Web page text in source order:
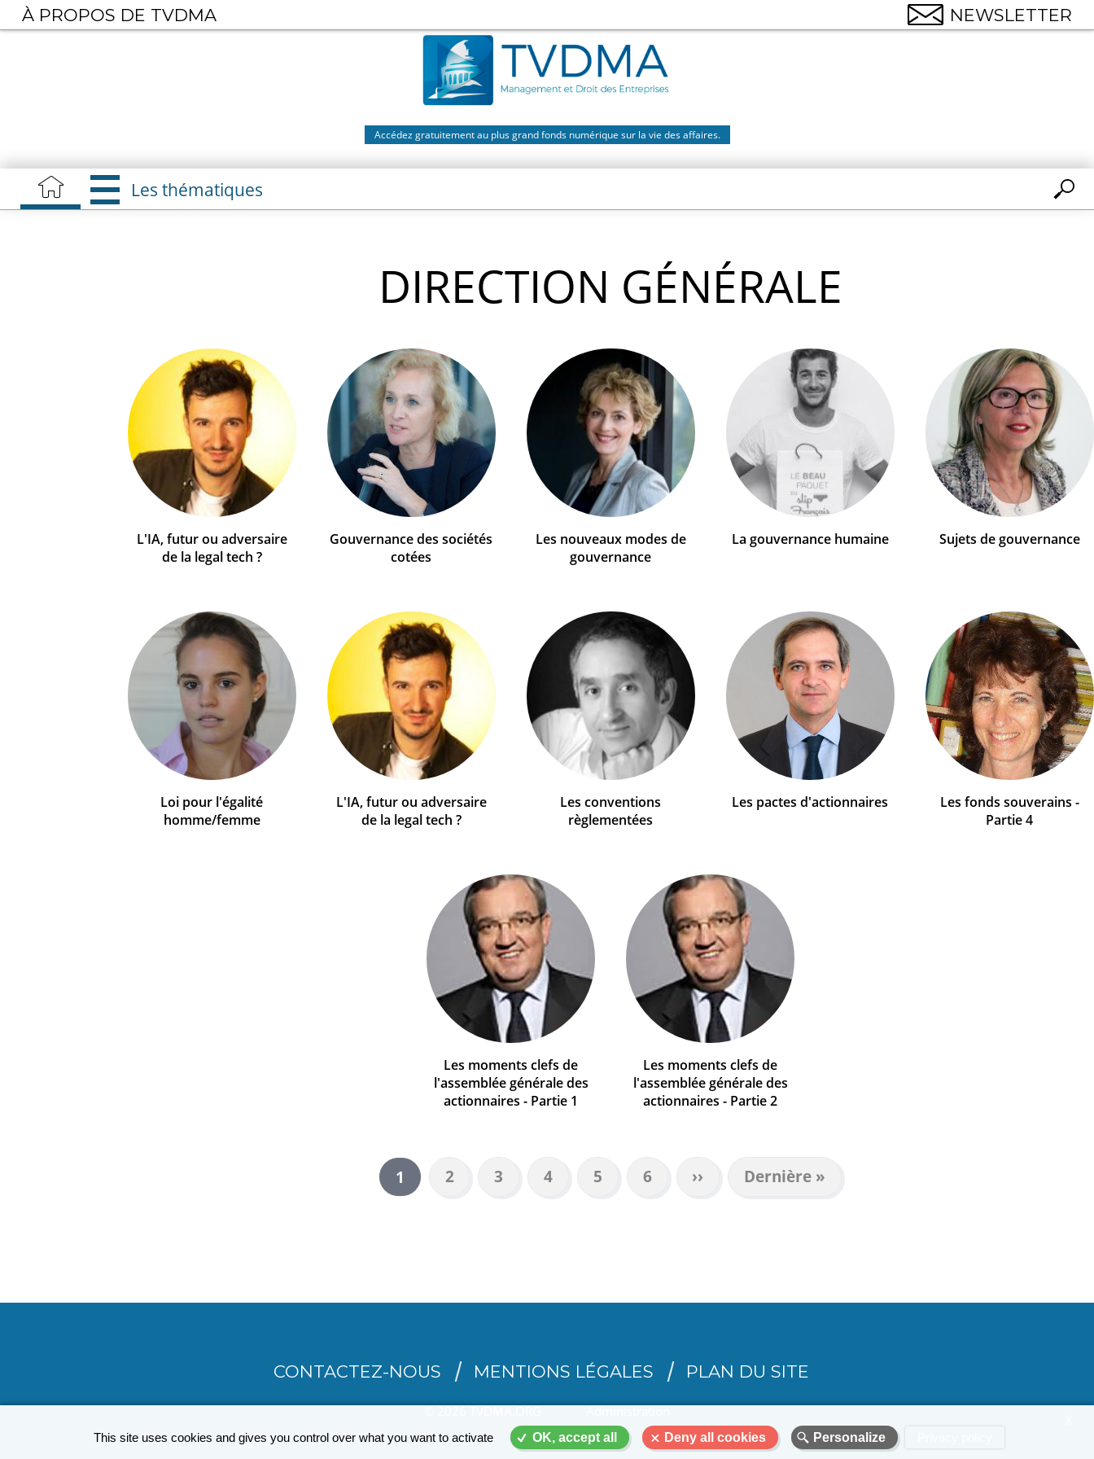
Aller
au
Accédez gratuitement au plus grand fonds numérique sur la vie des affaires.
Les thématiques
DIRECTION GÉNÉRALE
L'IA, futur ou adversaire
de la legal tech ?
Gouvernance des sociétés
cotées
Les nouveaux modes de
gouvernance
La gouvernance humaine Sujets de gouvernance
Loi pour l'égalité
homme/femme
L'IA, futur ou adversaire
de la legal tech ?
Les conventions
règlementées
Les pactes d'actionnaires
Les fonds souverains -
Partie 4
Les moments clefs de
l'assemblée générale des
actionnaires - Partie 1
Les moments clefs de
l'assemblée générale des
actionnaires - Partie 2
Page
courante
1 Page
2 Page
3 Page
4 Page
5 Page
6
Page
suivante
››
Dernière
page
Dernière »
À PROPOS DE TVDMA NEWSLETTER
MENU
CONTACTEZ-NOUS MENTIONS LÉGALES PLAN DU SITE
© 2026 TVDMA.ORG Administration
This site uses cookies and gives you control over what you want to activate
OK, accept all Deny all cookies Personalize